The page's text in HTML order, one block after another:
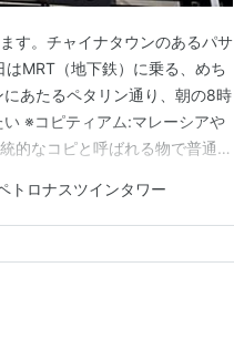
す。チャイナタウンのあるパサ
MRT（地下鉄）に乗る、めち
あたるペタリン通り、朝の8時
※コピティアム:マレーシアや
的なコピと呼ばれる物で普通の
べたいと思ってきたけど、スチ
トロナスツインタワー